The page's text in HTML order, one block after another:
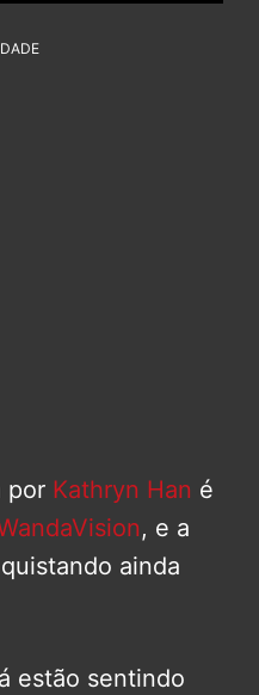
por Kathryn Han é
, e a
ainda
estão sentindo